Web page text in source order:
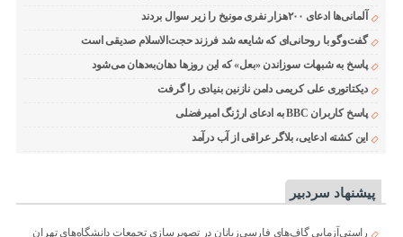
آلمانی‌ها ادعای ۲۰۰هزار نفری مونیخ را زیر سوال بردند
گفت‌وگو با روحانی‌ای که شایعه شد فرزند حجت‌الاسلام صدیقی است
پاسخ به شبهات سوزاندن «بعل» که این روزها دهان‌به‌دهان می‌شود
دیکتاتوری علی کریمی دامن نازنین بنیادی را گرفت
پاسخ کاربران BBC به ادعای ارژنگ امیرفضلی
این کشته ادعایی، بلاگر عراقی از آب درآمد
پیشنهاد سردبیر
راستی‌آزمایی گاف‌های فارسی‌زبانان در تصویرسازی تجمعات دانشگاه‌های تهران